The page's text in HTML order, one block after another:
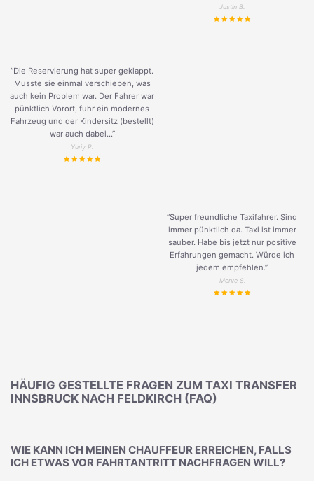
Justin B.
“Die Reservierung hat super geklappt.
Musste sie einmal verschieben, was
auch kein Problem war. Der Fahrer war
pünktlich Vorort, fuhr ein modernes
Fahrzeug und der Kindersitz (bestellt)
war auch dabei...”
Yuriy P.
“Super freundliche Taxifahrer. Sind
immer pünktlich da. Taxi ist immer
sauber. Habe bis jetzt nur positive
Erfahrungen gemacht. Würde ich
jedem empfehlen.”
Merve S.
HÄUFIG GESTELLTE FRAGEN ZUM TAXI TRANSFER
INNSBRUCK NACH FELDKIRCH (FAQ)
WIE KANN ICH MEINEN CHAUFFEUR ERREICHEN, FALLS
ICH ETWAS VOR FAHRTANTRITT NACHFRAGEN WILL?